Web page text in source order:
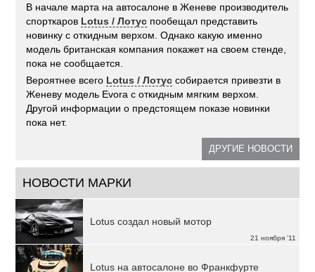
В начале марта на автосалоне в Женеве производитель
спорткаров Lotus / Лотус пообещал представить
новинку с откидным верхом. Однако какую именно
модель британская компания покажет на своем стенде,
пока не сообщается.
Вероятнее всего Lotus / Лотус собирается привезти в
Женеву модель Evora с откидным мягким верхом.
Другой информации о предстоящем показе новинки
пока нет.
ДРУГИЕ НОВОСТИ
НОВОСТИ МАРКИ
21 ноября '11
Lotus создал новый мотор
Lotus на автосалоне во Франкфурте